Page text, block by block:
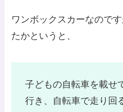
ワンボックスカーなので
たかというと、
子どもの自転車を載せ
行き、自転車で走り回